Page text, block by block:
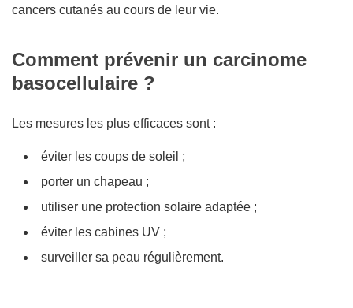
cancers cutanés au cours de leur vie.
Comment prévenir un carcinome
basocellulaire ?
Les mesures les plus efficaces sont :
éviter les coups de soleil ;
porter un chapeau ;
utiliser une protection solaire adaptée ;
éviter les cabines UV ;
surveiller sa peau régulièrement.